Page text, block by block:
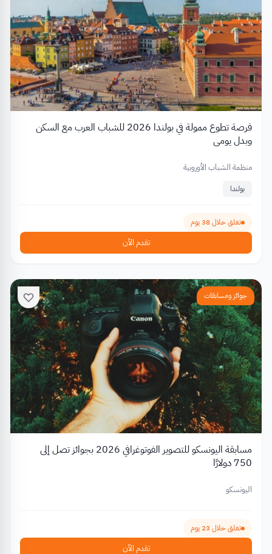
فرصة تطوع ممولة في بولندا 2026 للشباب العرب مع السكن
وبدل يومي
منظمة الشباب الأوروبية
بولندا
تغلق خلال 38 يوم
تقدم الآن
جوائز ومسابقات
مسابقة اليونسكو للتصوير الفوتوغرافي 2026 بجوائز تصل إلى
750 دولارًا
اليونسكو
تغلق خلال 23 يوم
تقدم الآن